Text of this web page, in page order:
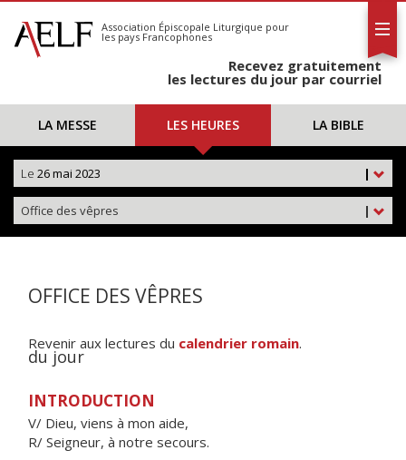
S'abonner
Calendrier
Association Épiscopale Liturgique pour
les pays Francophones
Recevez gratuitement
les lectures du jour par courriel
LA MESSE LES HEURES LA BIBLE
|
Le 26 mai 2023
|
Office des vêpres
OFFICE DES VÊPRES
Revenir aux lectures du calendrier romain.
du jour
INTRODUCTION
V/ Dieu, viens à mon aide,
R/ Seigneur, à notre secours.